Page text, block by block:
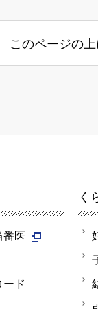
このページの
医
ド
く